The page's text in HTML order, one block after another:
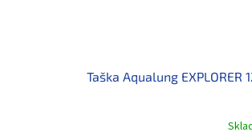
Taška Aqualung EXPLORER